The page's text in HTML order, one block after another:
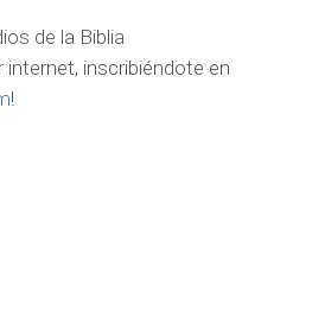
de la Biblia
inscribiéndote en
!